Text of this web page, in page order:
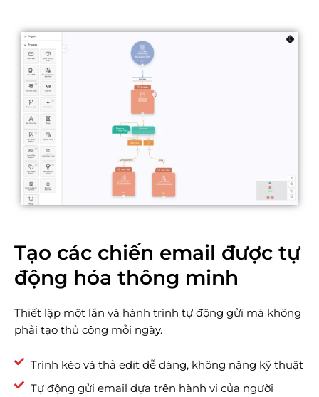
Tạo các chiến email được tự
động hóa thông minh
Thiết lập một lần và hành trình tự động gửi mà không
phải tạo thủ công mỗi ngày.
Trình kéo và thả edit dễ dàng, không nặng kỹ thuật
Tự động gửi email dựa trên hành vi của người